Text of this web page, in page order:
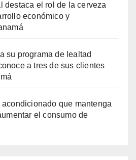
destaca el rol de la cerveza
económico y
su programa de lealtad
a tres de sus clientes
que mantenga
el consumo de